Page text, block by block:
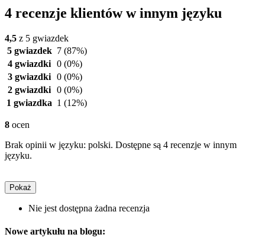
4 recenzje klientów w innym języku
4,5 z 5 gwiazdek
5 gwiazdek 7 (87%)
4 gwiazdki 0 (0%)
3 gwiazdki 0 (0%)
2 gwiazdki 0 (0%)
1 gwiazdka 1 (12%)
8 ocen
Brak opinii w języku: polski. Dostępne są 4 recenzje w innym
języku.
Pokaż
Nie jest dostępna żadna recenzja
Nowe artykułu na blogu: